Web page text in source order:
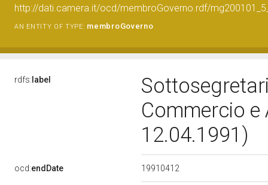
http://dati.camera.it/ocd/membroGoverno.rdf/
AN ENTITY OF TYPE: membroGoverno
rdfs: label
Commercio
12.04.1991)
ocd:endDate 19910412